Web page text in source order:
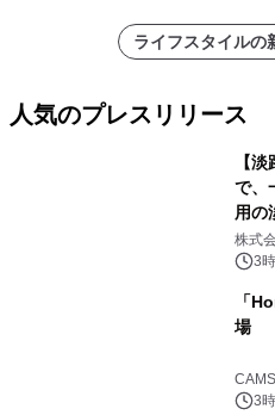
ライフスタイルの
人気のプレスリリース
【
で、
用の
プー
スの
株式
3
「
場
3